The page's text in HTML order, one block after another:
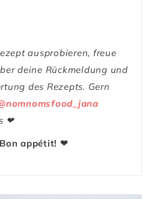
ausprobieren, freue
deine Rückmeldung und
des Rezepts. Gern
❤
appétit! ❤